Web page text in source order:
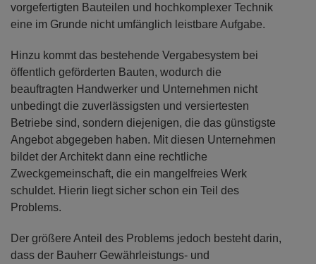
vorgefertigten Bauteilen und hochkomplexer Technik
eine im Grunde nicht umfänglich leistbare Aufgabe.
Hinzu kommt das bestehende Vergabesystem bei
öffentlich geförderten Bauten, wodurch die
beauftragten Handwerker und Unternehmen nicht
unbedingt die zuverlässigsten und versiertesten
Betriebe sind, sondern diejenigen, die das günstigste
Angebot abgegeben haben. Mit diesen Unternehmen
bildet der Architekt dann eine rechtliche
Zweckgemeinschaft, die ein mangelfreies Werk
schuldet. Hierin liegt sicher schon ein Teil des
Problems.
Der größere Anteil des Problems jedoch besteht darin,
dass der Bauherr Gewährleistungs- und